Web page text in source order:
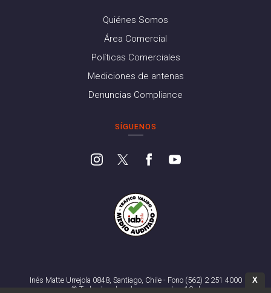
Quiénes Somos
Área Comercial
Políticas Comerciales
Mediciones de antenas
Denuncias Compliance
SÍGUENOS
Inés Matte Urrejola 0848, Santiago, Chile - Fono (562) 2 251 4000
© Todos los derechos reservados. 13.cl
X